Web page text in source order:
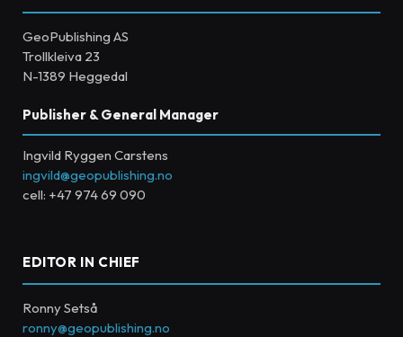
GeoPublishing AS
Trollkleiva 23
N-1389 Heggedal
Publisher & General Manager
Ingvild Ryggen Carstens
ingvild@geopublishing.no
cell: +47 974 69 090
EDITOR IN CHIEF
Ronny Setså
ronny@geopublishing.no